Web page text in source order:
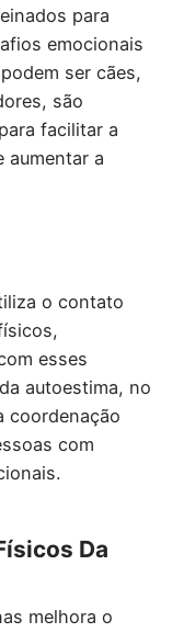
para
emocionais
ser cães,
são
facilitar a
aumentar a
o contato
esses
autoestima, no
coordenação
com
Da
melhora o